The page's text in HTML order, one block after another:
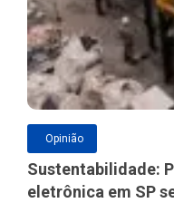
Opinião
Sustentabilidade:
eletrônica em SP